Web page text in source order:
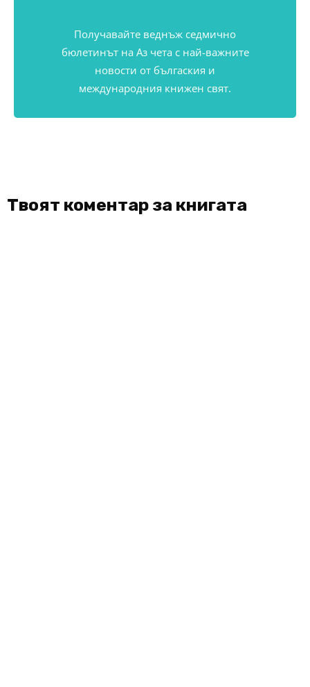
Получавайте веднъж седмично
бюлетинът на Аз чета с най-важните
новости от бългаския и
международния книжен свят.
Твоят коментар за книгата